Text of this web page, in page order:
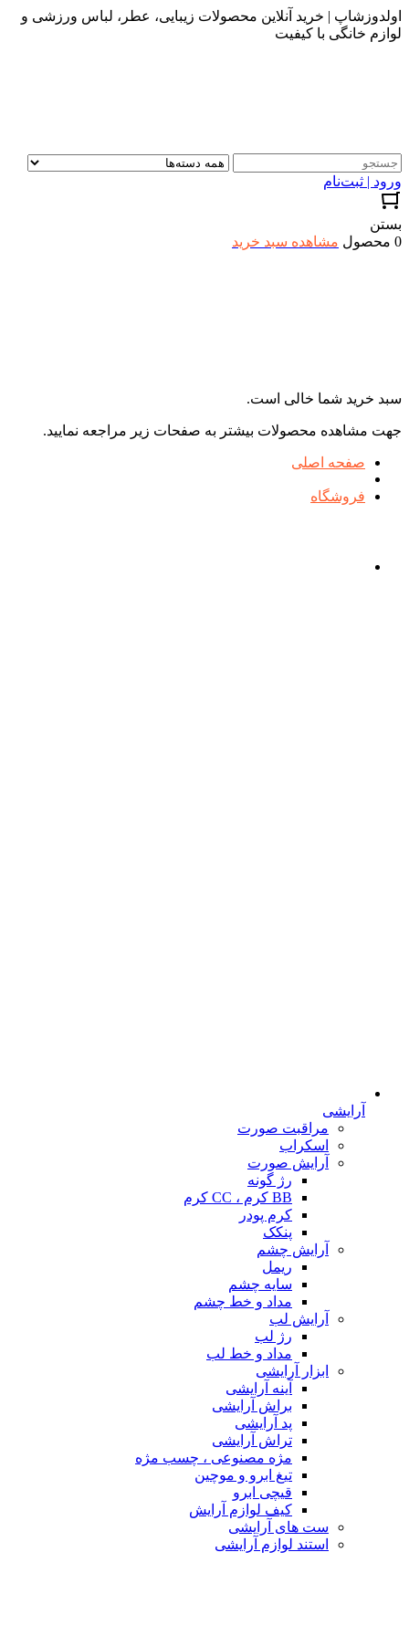
اولدوزشاپ | خرید آنلاین محصولات زیبایی، عطر، لباس ورزشی و
لوازم خانگی با کیفیت
ورود | ثبت‌نام
بستن
0 محصول
مشاهده سبد خرید
سبد خرید شما خالی است.
جهت مشاهده محصولات بیشتر به صفحات زیر مراجعه نمایید.
صفحه اصلی
فروشگاه
آرایشی
مراقبت صورت
اسکراب
آرایش صورت
رژ گونه
BB کرم ، CC کرم
کرم پودر
پنکک
آرایش چشم
ریمل
سایه چشم
مداد و خط چشم
آرایش لب
رژ لب
مداد و خط لب
ابزار آرایشی
آینه آرایشی
براش آرایشی
پد آرایشی
تراش آرایشی
مژه مصنوعی ، چسب مژه
تیغ ابرو و موچین
قیچی ابرو
کیف لوازم آرایش
ست های آرایشی
استند لوازم آرایشی